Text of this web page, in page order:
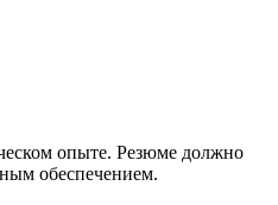
опыте. Резюме должно
обеспечением.